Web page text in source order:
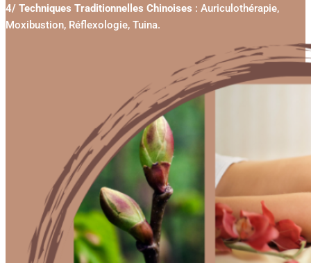
4/ Techniques Traditionnelles Chinoises : Auriculothérapie,
Moxibustion, Réflexologie, Tuina.